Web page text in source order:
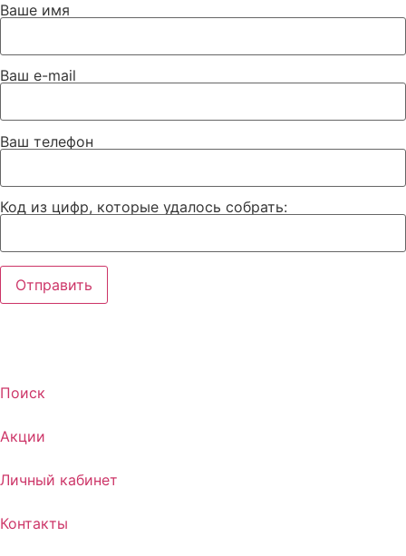
Ваше имя
Ваш e-mail
Ваш телефон
Код из цифр, которые удалось собрать:
Поиск
Акции
Личный кабинет
Контакты